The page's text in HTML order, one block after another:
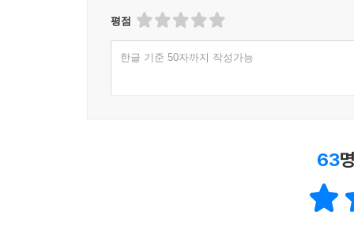
평점
한글 기준 50자까지 작성가능
63